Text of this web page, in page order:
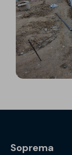
Soprema